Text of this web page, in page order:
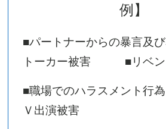
例】
■パートナーからの暴言
トーカー被害 ■リベン
■職場でのハラスメ
Ｖ出演被害